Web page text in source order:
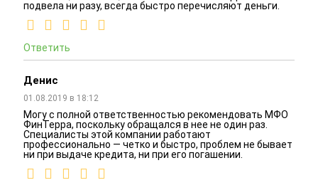
подвела ни разу, всегда быстро перечисляют деньги.
Ответить
Денис
01.08.2019 в 18:12
Могу с полной ответственностью рекомендовать МФО
ФинТерра, поскольку обращался в нее не один раз.
Специалисты этой компании работают
профессионально — четко и быстро, проблем не бывает
ни при выдаче кредита, ни при его погашении.